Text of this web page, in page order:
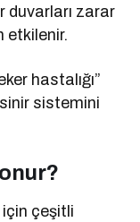
duvarları zarar
etkilenir.
hastalığı”
sistemini
için çeşitli